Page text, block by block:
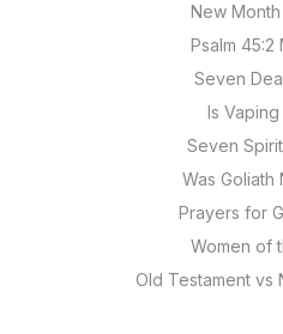
New
Psalm 45:2
Seven
Is Vaping
Seven
Was Goliath
Prayers for
Women of
Old Testament vs